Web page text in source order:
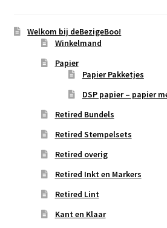
Welkom bij deBezigeBoo!
Winkelmand
Papier
Papier Pakketjes
DSP papier – papier
Retired Bundels
Retired Stempelsets
Retired overig
Retired Inkt en Markers
Retired Lint
Kant en Klaar